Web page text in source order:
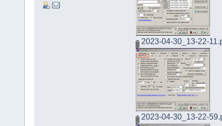
2023-04-30_13-22-
2023-04-30_13-22-